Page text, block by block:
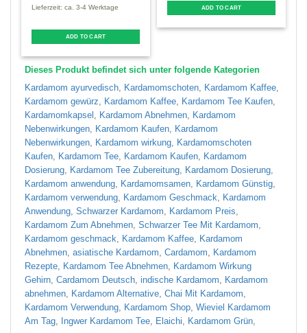
Lieferzeit: ca. 3-4 Werktage
ADD TO CART
ADD TO CART
Dieses Produkt befindet sich unter folgende Kategorien
Kardamom ayurvedisch, Kardamomschoten, Kardamom Kaffee,
Kardamom gewürz, Kardamom Kaffee, Kardamom Tee Kaufen,
Kardamomkapsel , Kardamom Abnehmen, Kardamom
Nebenwirkungen, Kardamom Kaufen, Kardamom
Nebenwirkungen, Kardamom wirkung, Kardamomschoten
Kaufen, Kardamom Tee, Kardamom Kaufen, Kardamom
Dosierung, Kardamom Tee Zubereitung, Kardamom Dosierung,
Kardamom anwendung, Kardamomsamen, Kardamom Günstig,
Kardamom verwendung, Kardamom Geschmack, Kardamom
Anwendung, Schwarzer Kardamom, Kardamom Preis,
Kardamom Zum Abnehmen, Schwarzer Tee Mit Kardamom,
Kardamom geschmack, Kardamom Kaffee, Kardamom
Abnehmen, asiatische Kardamom, Cardamom, Kardamom
Rezepte, Kardamom Tee Abnehmen, Kardamom Wirkung
Gehirn, Cardamom Deutsch, indische Kardamom, Kardamom
abnehmen, Kardamom Alternative, Chai Mit Kardamom,
Kardamom Verwendung, Kardamom Shop, Wieviel Kardamom
Am Tag, Ingwer Kardamom Tee, Elaichi, Kardamom Grün,